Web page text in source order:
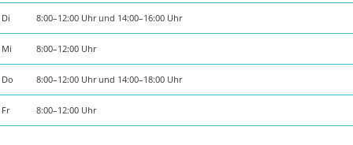
Di 8:00–12:00 Uhr und 14:00–16:00 Uhr
Mi 8:00–12:00 Uhr
Do 8:00–12:00 Uhr und 14:00–18:00 Uhr
Fr 8:00–12:00 Uhr